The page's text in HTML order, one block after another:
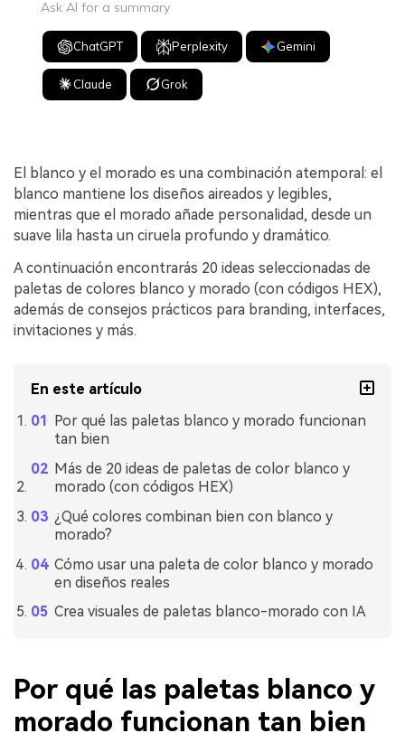
Ask AI for a summary
ChatGPT Perplexity Gemini
Claude Grok
El blanco y el morado es una combinación atemporal: el
blanco mantiene los diseños aireados y legibles,
mientras que el morado añade personalidad, desde un
suave lila hasta un ciruela profundo y dramático.
A continuación encontrarás 20 ideas seleccionadas de
paletas de colores blanco y morado (con códigos HEX),
además de consejos prácticos para branding, interfaces,
invitaciones y más.
En este artículo
Por qué las paletas blanco y morado funcionan
tan bien
Más de 20 ideas de paletas de color blanco y
morado (con códigos HEX)
¿Qué colores combinan bien con blanco y
morado?
Cómo usar una paleta de color blanco y morado
en diseños reales
Crea visuales de paletas blanco-morado con IA
Por qué las paletas blanco y
morado funcionan tan bien